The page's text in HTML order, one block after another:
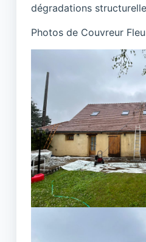
dégradations
Photos de Couvreur